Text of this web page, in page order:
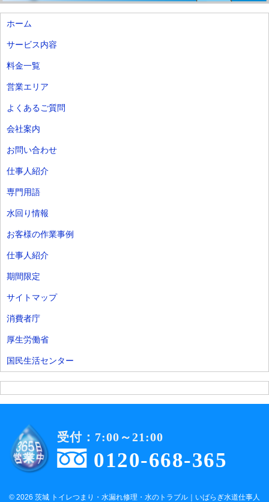
ホーム
サービス内容
料金一覧
営業エリア
よくあるご質問
会社案内
お問い合わせ
仕事人紹介
専門用語
水回り情報
お客様の作業事例
仕事人紹介
期間限定
サイトマップ
消費者庁
厚生労働省
国民生活センター
0120-668-365
受付：7:00～21:00
© 2026 茨城 トイレつまり・水漏れ修理・水のトラブル｜いばらぎ水道仕事人